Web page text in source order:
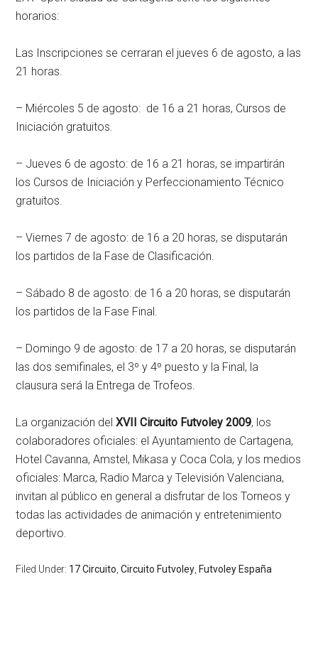
horarios:
Las Inscripciones se cerraran el jueves 6 de agosto, a las
21 horas.
– Miércoles 5 de agosto: de 16 a 21 horas, Cursos de
Iniciación gratuitos.
– Jueves 6 de agosto: de 16 a 21 horas, se impartirán
los Cursos de Iniciación y Perfeccionamiento Técnico
gratuitos.
– Viernes 7 de agosto: de 16 a 20 horas, se disputarán
los partidos de la Fase de Clasificación.
– Sábado 8 de agosto: de 16 a 20 horas, se disputarán
los partidos de la Fase Final.
– Domingo 9 de agosto: de 17 a 20 horas, se disputarán
las dos semifinales, el 3º y 4º puesto y la Final, la
clausura será la Entrega de Trofeos.
La organización delXVII Circuito Futvoley 2009, los
colaboradores oficiales: el Ayuntamiento de Cartagena,
Hotel Cavanna, Amstel, Mikasa y Coca Cola, y los medios
oficiales: Marca, Radio Marca y Televisión Valenciana,
invitan al público en general a disfrutar de los Torneos y
todas las actividades de animación y entretenimiento
deportivo.
Filed Under: 17 Circuito ,Circuito Futvoley Futvoley España